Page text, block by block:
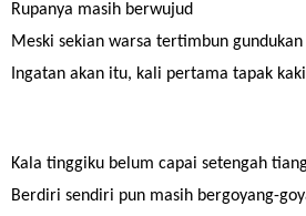
Rupanya masih berwujud
Meski sekian warsa tertimbun
Ingatan akan itu, kali pertama tapak
Kala tinggiku belum capai setengah
Berdiri sendiri pun masih bergoyang-